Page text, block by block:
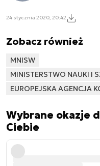
24 stycznia 2020, 20:42
Zobacz również
MNISW
MINISTERSTWO NAUKI I
EUROPEJSKA AGENCJA
Wybrane okazje
Ciebie